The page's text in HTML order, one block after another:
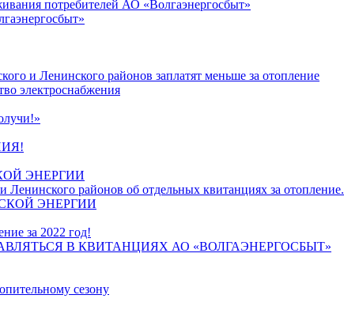
потребителей АО «Волгаэнергосбыт»
и Ленинского районов заплатят меньше за отопление
электроснабжения
ЭНЕРГИИ
районов об отдельных квитанциях за отопление.
ЭНЕРГИИ
за 2022 год!
В КВИТАНЦИЯХ АО «ВОЛГАЭНЕРГОСБЫТ»
сезону